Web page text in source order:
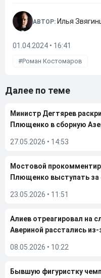
АВТОР: Илья
01.04.2024 • 16:41
Роман Костомаров
Далее по теме
Министр Дегтярев
Плющенко в сборную
27.05.2026 • 14:53
Мостовой
Плющенко выступать за
23.05.2026 • 11:51
Алиев отреагировал на
Авериной расстались из-
08.05.2026 • 10:22
Бывшую фигуристку